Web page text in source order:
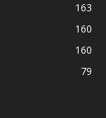
163
160
160
79